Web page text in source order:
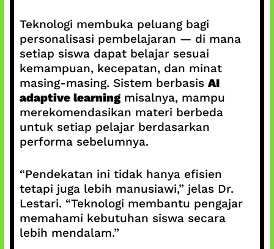
Teknologi membuka peluang bagi
personalisasi pembelajaran — di mana
setiap siswa dapat belajar sesuai
kemampuan, kecepatan, dan minat
masing-masing. Sistem berbasis AI
adaptive learningmisalnya, mampu
merekomendasikan materi berbeda
untuk setiap pelajar berdasarkan
performa sebelumnya.
“Pendekatan ini tidak hanya efisien
tetapi juga lebih manusiawi,” jelas Dr.
Lestari. “Teknologi membantu pengajar
memahami kebutuhan siswa secara
lebih mendalam.”